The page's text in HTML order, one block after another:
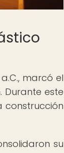
marcó el
Durante este
construcción
su